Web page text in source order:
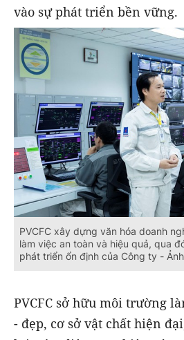
vào sự phát triển bền vững.
PVCFC xây dựng văn hóa doanh
làm việc an toàn và hiệu quả, qua
phát triển ổn định của Công ty -
PVCFC sở hữu môi trường
- đẹp, cơ sở vật chất hiện